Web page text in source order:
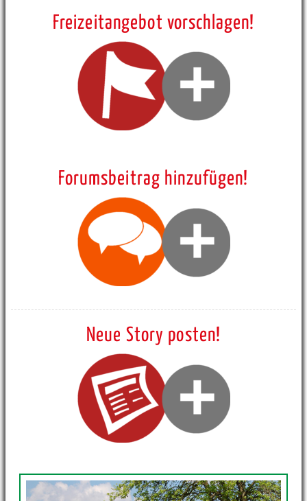
Freizeitangebot vorschlagen!
Forumsbeitrag hinzufügen!
Neue Story posten!